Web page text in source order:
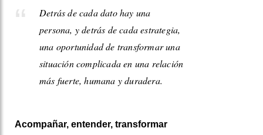
Detrás de cada dato hay una
persona, y detrás de cada estrategia,
una oportunidad de transformar una
situación complicada en una relación
más fuerte, humana y duradera.
Acompañar, entender, transformar